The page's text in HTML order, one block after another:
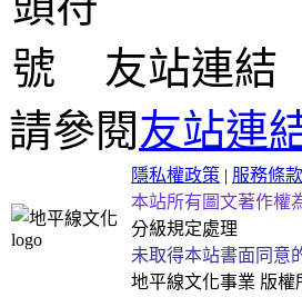
友站連結
請參閱友站連
隱私權政策 | 服務條款
本站所有圖文著作權
分級規定處理
未取得本站書面同意
地平線文化事業 版權